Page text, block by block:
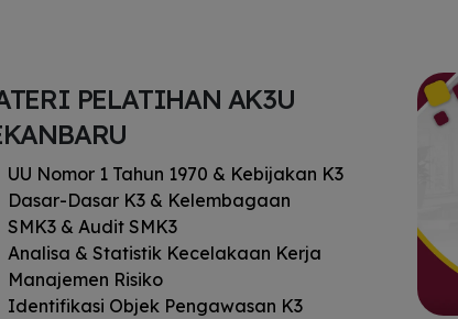
PELATIHAN AK3U
UU Nomor 1 Tahun 1970 & Kebijakan K3
Dasar-Dasar K3 & Kelembagaan
SMK3 & Audit SMK3
Analisa & Statistik Kecelakaan Kerja
Manajemen Risiko
Identifikasi Objek Pengawasan K3